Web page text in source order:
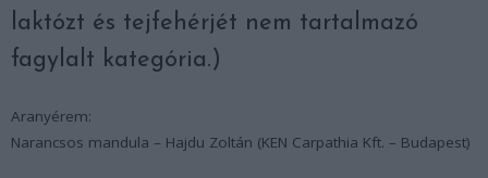
laktózt és tejfehérjét nem tartalmazó
fagylalt kategória.)
Aranyérem:
Narancsos mandula – Hajdu Zoltán (KEN Carpathia Kft. – Budapest)